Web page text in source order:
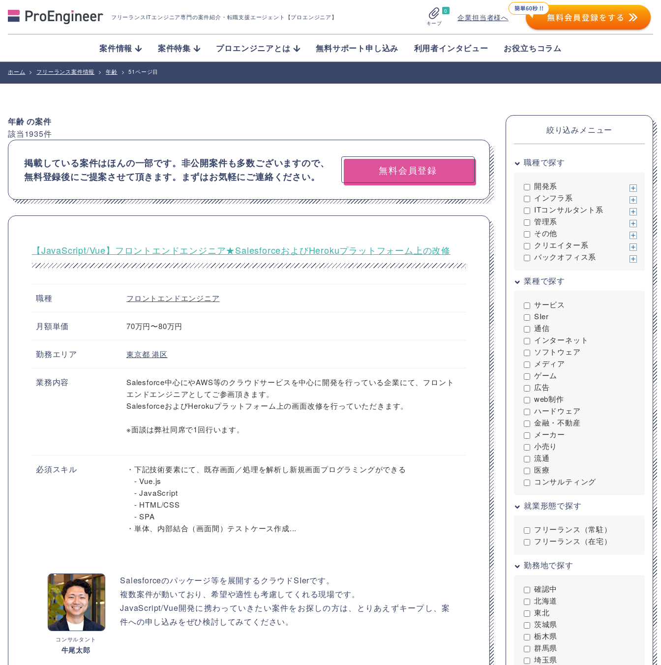
フリーランスITエンジニア専門の案件紹介 ・転職支援エージェント【プロエンジニア】
0
キープ
企業担当者様へ
案件情報 案件特集 プロエンジニアとは 無料サポート申し込み 利用者インタビュー お役立ちコラム
ホーム > フリーランス案件情報 > 年齢 > 51ページ目
年齢の案件
該当1935件
掲載している案件はほんの一部です。非公開案件も多数ございますので、
無料登録後にご提案させて頂きます。まずはお気軽にご連絡ください。
無料会員登録
【JavaScript/Vue】フロントエンドエンジニア★SalesforceおよびHerokuプラットフォーム上の改修
職種 フロントエンドエンジニア
月額単価 70万円〜80万円
勤務エリア 東京都港区
業務内容
Salesforce中心にやAWS等のクラウドサービスを中心に開発を行っている企業にて、フロント
エンドエンジニアとしてご参画頂きます。
SalesforceおよびHerokuプラットフォーム上の画面改修を行っていただきます。
※面談は弊社同席で1回行います。
必須スキル
・下記技術要素にて、既存画面／処理を解析し新規画面プログラミングができる
- Vue.js
- JavaScript
- HTML/CSS
- SPA
・単体、内部結合（画面間）テストケース作成...
コンサルタント
牛尾太郎
Salesforceのパッケージ等を展開するクラウドSIerです。
複数案件が動いており、希望や適性も考慮してくれる現場です。
JavaScript/Vue開発に携わっていきたい案件をお探しの方は、とりあえずキープし、案
件への申し込みをぜひ検討してみてください。
絞り込みメニュー
職種で探す
開発系
インフラ系
ITコンサルタント系
管理系
その他
クリエイター系
バックオフィス系
業種で探す
サービス
SIer
通信
インターネット
ソフトウェア
メディア
ゲーム
広告
web制作
ハードウェア
金融・不動産
メーカー
小売り
流通
医療
コンサルティング
就業形態で探す
フリーランス（常駐）
フリーランス（在宅）
勤務地で探す
確認中
北海道
東北
茨城県
栃木県
群馬県
埼玉県